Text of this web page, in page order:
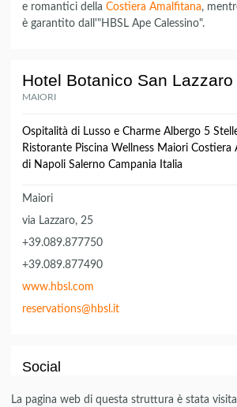
e romantici della Costiera Amalfitana,
è garantito dall'"HBSL Ape Calessino".
Hotel Botanico San Lazzaro
MAIORI
Ospitalità di Lusso e Charme Albergo 5
Ristorante Piscina Wellness Maiori Costiera
di Napoli Salerno Campania Italia
Maiori
via Lazzaro, 25
+39.089.877750
+39.089.877490
www.hbsl.com
reservations@hbsl.it
Social
La pagina web di questa struttura è stata